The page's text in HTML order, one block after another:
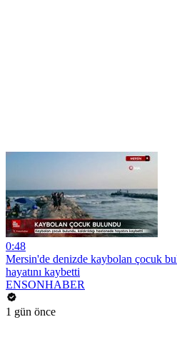
0:48
Mersin'de denizde kaybolan çocuk
hayatını kaybetti
ENSONHABER
1 gün önce